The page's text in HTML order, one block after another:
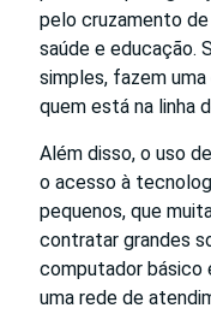
pelo cruzamento
saúde e educação.
simples, fazem
quem está na linha
Além disso, o uso
o acesso à
pequenos, que
contratar grandes
computador básico
uma rede de